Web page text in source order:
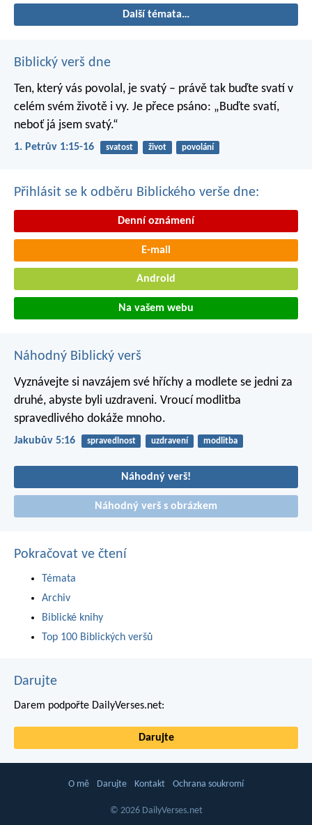
Další témata…
Biblický verš dne
Ten, který vás povolal, je svatý – právě tak buďte svatí v
celém svém životě i vy. Je přece psáno: „Buďte svatí,
neboť já jsem svatý.“
1. Petrův 1:15-16 svatost život povolání
Přihlásit se k odběru Biblického verše dne:
Denní oznámení
E-mail
Android
Na vašem webu
Náhodný Biblický verš
Vyznávejte si navzájem své hříchy a modlete se jedni za
druhé, abyste byli uzdraveni. Vroucí modlitba
spravedlivého dokáže mnoho.
Jakubův 5:16 spravedlnost uzdravení modlitba
Náhodný verš!
Náhodný verš s obrázkem
Pokračovat ve čtení
Témata
Archiv
Biblické knihy
Top 100 Biblických veršů
Darujte
Darem podpořte DailyVerses.net:
Darujte
O mě Darujte Kontakt Ochrana soukromí
© 2026 DailyVerses.net